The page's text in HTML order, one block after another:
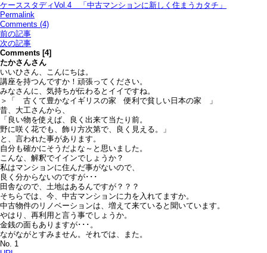
ケーススタディVol.4 「中古マンションに新しく住まうカタチ」
Permalink
Comments (4)
前の記事
次の記事
Comments [4]
たかさんさん
いいひさん、こんにちは。
講座を持つんですか！頑張ってください。
みなさんに、気持ちが伝わるとイイですね。
＞「 古くて豊かなイギリスの家 便利で貧しい日本の家 」
昔、大工さんから、
「良い物を使えば、良く出来て当たり前。
野に咲く花でも、飾り方次第で、良く見える。」
と、言われた事があります。
自分も確かにそうだよな～と思いました。
こんな、解釈でイインでしょうか？
私はマンションに住んだ事がないので、
良く分からないのですが･･･
田舎なので、土地はあるんですが？？？
そちらでは、今、中古マンションに力を入れてますか。
中古物件のリノベーションは、増えて来ていると聞いています。
やはり、再利用と言う事でしょうか。
金銭の面もありますが･･･。
ながながとすみません。それでは、また。
No. 1